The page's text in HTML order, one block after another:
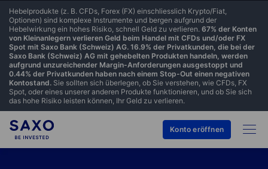
Hebelprodukte (z. B. CFDs, Forex (FX) einschliesslich Krypto/Fiat,
Optionen) sind komplexe Instrumente und bergen aufgrund der
Hebelwirkung ein hohes Risiko, schnell Geld zu verlieren. 67% der Konten
von Kleinanlegern verlieren Geld beim Handel mit CFDs und/oder FX
Spot mit Saxo Bank (Schweiz) AG. 16.9% der Privatkunden, die bei der
Saxo Bank (Schweiz) AG mit gehebelten Produkten handeln, werden
aufgrund unzureichender Margin-Anforderungen ausgestoppt und
0.44% der Privatkunden haben nach einem Stop-Out einen negativen
Kontostand. Sie sollten sich überlegen, ob Sie verstehen, wie CFDs, FX
Spot, oder eines unserer anderen Produkte funktionieren, und ob Sie sich
das hohe Risiko leisten können, Ihr Geld zu verlieren.
Konto eröffnen